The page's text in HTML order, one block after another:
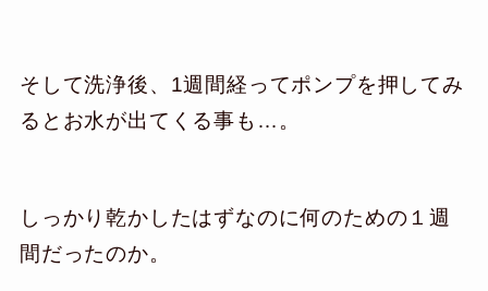
そして洗浄後、1週間経ってポンプを押してみ
るとお水が出てくる事も…。
しっかり乾かしたはずなのに何のための１週
間だったのか。